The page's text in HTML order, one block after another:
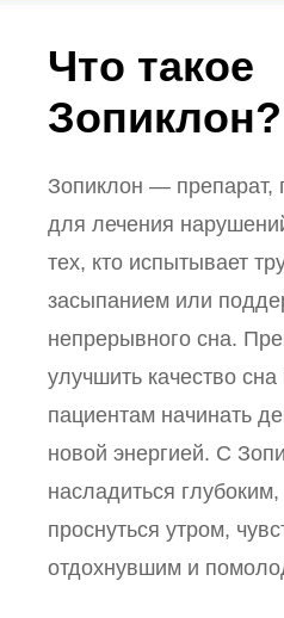
Что такое
Зопиклон?
Зопиклон — препарат,
для лечения
тех, кто испытывает
засыпанием или
непрерывного сна.
улучшить качество сна
пациентам начинать
новой энергией. С
насладиться
проснуться утром,
отдохнувшим и